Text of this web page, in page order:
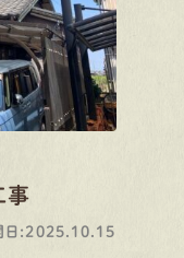
事
日:2025.10.15